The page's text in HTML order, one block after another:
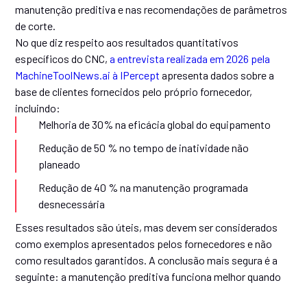
manutenção preditiva e nas recomendações de parâmetros
de corte.
No que diz respeito aos resultados quantitativos
específicos do CNC,a entrevista realizada em 2026 pela
MachineToolNews.ai à IPercept apresenta dados sobre a
base de clientes fornecidos pelo próprio fornecedor,
incluindo:
Melhoria de 30% na eficácia global do equipamento
Redução de 50 % no tempo de inatividade não
planeado
Redução de 40 % na manutenção programada
desnecessária
Esses resultados são úteis, mas devem ser considerados
como exemplos apresentados pelos fornecedores e não
como resultados garantidos. A conclusão mais segura é a
seguinte: a manutenção preditiva funciona melhor quando